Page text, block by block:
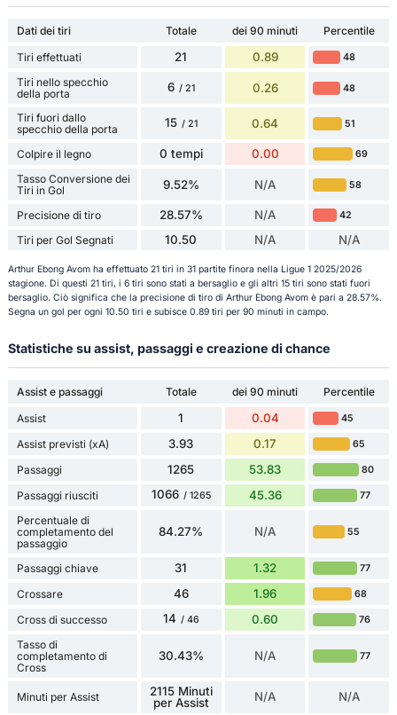
Dati dei tiri Totale dei 90 minuti
Percentile
Tiri effettuati
21 0.89 48
Tiri nello specchio
della porta
6 / 21 0.26 48
Tiri fuori dallo
specchio della porta
15 / 21 0.64 51
Colpire il legno 0 tempi 0.00 69
Tasso Conversione dei
Tiri in Gol
9.52% N/A 58
Precisione di tiro 28.57% N/A 42
Tiri per Gol Segnati 10.50 N/A N/A
Arthur Ebong Avom ha effettuato 21 tiri in 31 partite finora nella Ligue 1 2025/2026
stagione. Di questi 21 tiri, i 6 tiri sono stati a bersaglio e gli altri 15 tiri sono stati fuori
bersaglio. Ciò significa che la precisione di tiro di Arthur Ebong Avom è pari a 28.57%.
Segna un gol per ogni 10.50 tiri e subisce 0.89 tiri per 90 minuti in campo.
Statistiche su assist, passaggi e creazione di chance
Assist e passaggi Totale dei 90 minuti
Percentile
Assist
1 0.04 45
Assist previsti (xA) 3.93 0.17 65
Passaggi 1265 53.83 80
Passaggi riusciti 1066 / 1265 45.36 77
Percentuale di
completamento del
passaggio
84.27% N/A 55
Passaggi chiave 31 1.32 77
Crossare 46 1.96 68
Cross di successo 14 / 46 0.60 76
Tasso di
completamento di
Cross
30.43% N/A 77
Minuti per Assist
2115 Minuti
per Assist
N/A N/A